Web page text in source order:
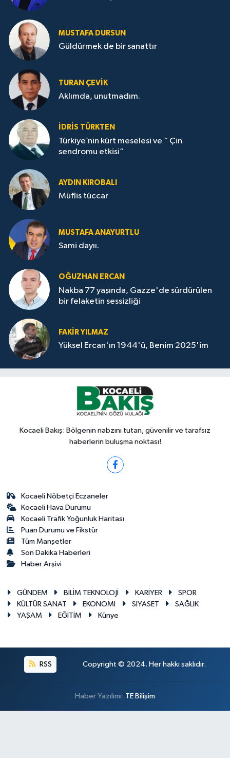
MUSTAFA DURSUN
Güldürmek de bir sanattır
TURAN ÇEVİK
Aklımda, unutmadım.
İDRİS TÜRKTEN
Türkiye’nin kürt meselesi ve “ Çin
sendromu etkisi”
AYDIN KIROBALI
Müflis tüccar
MUSTAFA ANAYURTLU
Sami dayıı.
OĞUZHAN ERCAN
Nakba 77 yaşında, Gazze'de sürdürülen
bir felaketin sessizliği
FAKİR YILMAZ
Yüksel Ercan'ın 1944'ü, Benim 2025'im
Kocaeli Bakış: Bölgenin nabzını tutan, güvenilir ve tarafsız
haberlerin buluşma noktası!
Kocaeli Nöbetçi Eczaneler
Kocaeli Hava Durumu
Kocaeli Trafik Yoğunluk Haritası
Puan Durumu ve Fikstür
Tüm Manşetler
Son Dakika Haberleri
Haber Arşivi
GÜNDEM BİLİM TEKNOLOJİ KARİYER
SPOR
KÜLTÜR SANAT
EKONOMİ SİYASET
SAĞLIK
YAŞAM
EĞİTİM Künye
RSS Copyright © 2024. Her hakkı saklıdır.
Haber Yazılımı: TE Bilişim